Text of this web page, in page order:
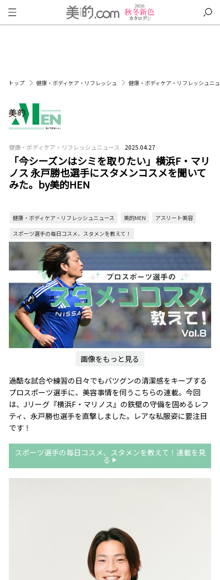
トップ 健康・ボディケア・リフレッシュ 健康・ボディケア・リフレッシュニ
健康・ボディケア・リフレッシュニュース 2025.04.27
「今シーズンはシミを取りたい」横浜F・マリ
ノス 永戸勝也選手にスタメンコスメを聞いて
みた。by美的HEN
健康・ボディケア・リフレッシュニュース 美的MEN
アスリート美容
スポーツ選手の毎日コスメ、スタメンを教えて！
画像をもっと見る
過酷な試合や練習の日々でもバツグンの清潔感をキープする
プロスポーツ選手に、美容事情を伺うこちらの連載。今回
は、Jリーグ『横浜F・マリノス』の鉄壁の守備を固めるレフ
ティ、永戸勝也選手を直撃しました。レアな私服姿に要注目
です！
スポーツ選手の毎日コスメ、スタメンを教えて！連載を見
る